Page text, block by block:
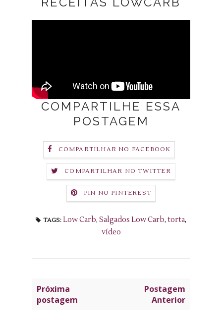
COMPARTILHE ESSA
POSTAGEM
COMPARTILHAR NO FACEBOOK
COMPARTILHAR NO TWITTER
PIN NO PINTEREST
TAGS: Low Carb, Salgados Low Carb, torta,
vídeo
Próxima
postagem
Postagem
Anterior